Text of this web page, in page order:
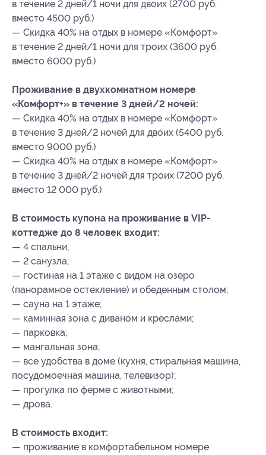
в течение 2 дней/1 ночи для двоих (2700 руб.
вместо 4500 руб.)
— Скидка 40% на отдых в номере «Комфорт»
в течение 2 дней/1 ночи для троих (3600 руб.
вместо 6000 руб.)
Проживание в двухкомнатном номере
«Комфорт+» в течение 3 дней/2 ночей:
— Скидка 40% на отдых в номере «Комфорт»
в течение 3 дней/2 ночей для двоих (5400 руб.
вместо 9000 руб.)
— Скидка 40% на отдых в номере «Комфорт»
в течение 3 дней/2 ночей для троих (7200 руб.
вместо 12 000 руб.)
В стоимость купона на проживание в VIP-
коттедже до 8 человек входит:
— 4 спальни;
— 2 санузла;
— гостиная на 1 этаже с видом на озеро
(панорамное остекление) и обеденным столом;
— сауна на 1 этаже;
— каминная зона с диваном и креслами;
— парковка;
— мангальная зона;
— все удобства в доме (кухня, стиральная машина,
посудомоечная машина, телевизор);
— прогулка по ферме с животными;
— дрова.
В стоимость входит:
— проживание в комфортабельном номере